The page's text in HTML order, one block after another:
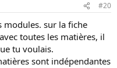
#20
modules. sur la fiche
toutes les matières, il
tu voulais.
sont indépendantes